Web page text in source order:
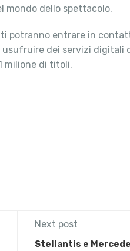
mondo dello spettacolo.
potranno entrare in
dei servizi
milione di titoli.
Next post
Stellantis e